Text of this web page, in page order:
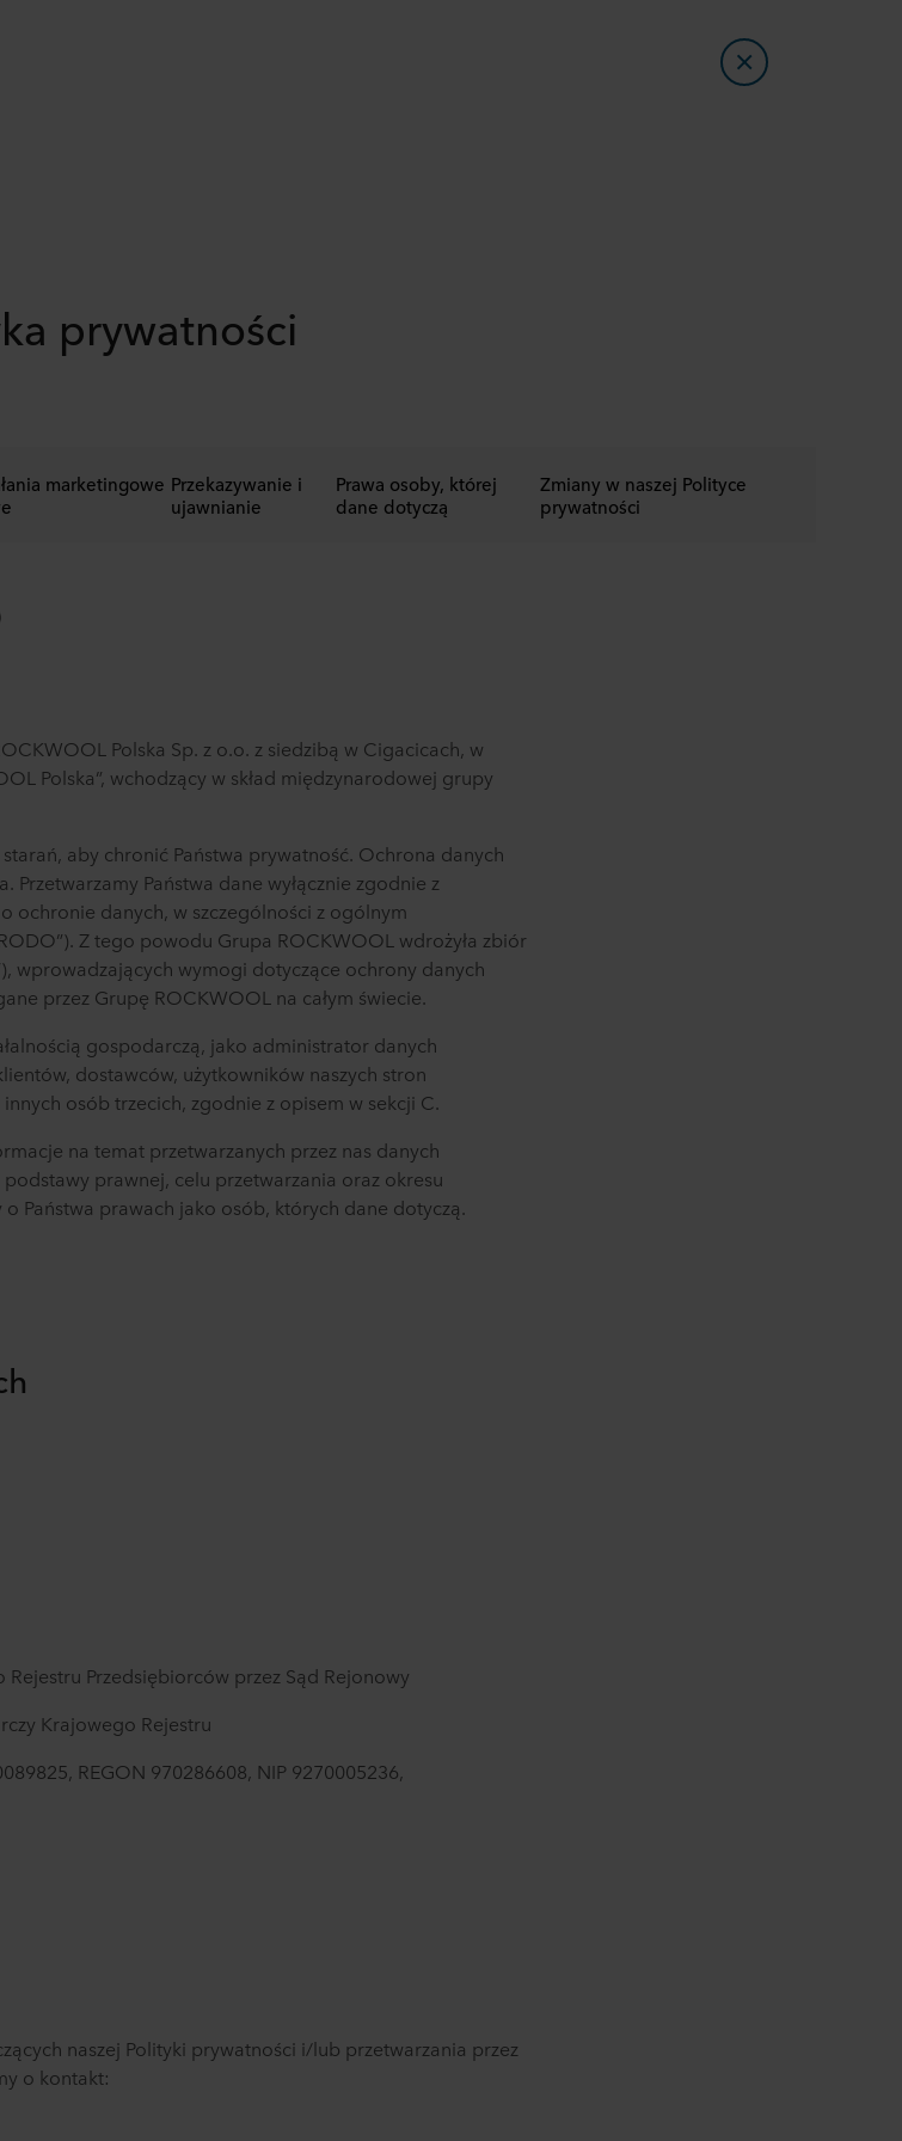
prywatności
marketingowe Przekazywanie i
ujawnianie
Prawa osoby, której
dane dotyczą
Zmiany w naszej Polityce
prywatności
Polska Sp. z o.o. z siedzibą w Cigacicach, w
Polska”, wchodzący w skład międzynarodowej grupy
starań, aby chronić Państwa prywatność. Ochrona danych
Przetwarzamy Państwa dane wyłącznie zgodnie z
ochronie danych, w szczególności z ogólnym
Z tego powodu Grupa ROCKWOOL wdrożyła zbiór
wprowadzających wymogi dotyczące ochrony danych
przez Grupę ROCKWOOL na całym świecie.
gospodarczą, jako administrator danych
dostawców, użytkowników naszych stron
osób trzecich, zgodnie z opisem w sekcji C.
na temat przetwarzanych przez nas danych
prawnej, celu przetwarzania oraz okresu
Państwa prawach jako osób, których dane dotyczą.
Rejestru Przedsiębiorców przez Sąd Rejonowy
Krajowego Rejestru
REGON 970286608, NIP 9270005236,
naszej Polityki prywatności i/lub przetwarzania przez
o kontakt: